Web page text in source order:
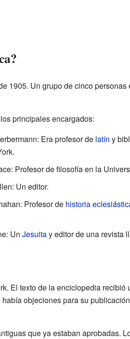
1905. Un grupo de cinco personas
principales encargados:
Era profesor de latín y
Profesor de filosofía en la
Un editor.
Profesor de historia
Un Jesuitay editor de una revista
El texto de la enciclopedia recibió
objeciones para su
que ya estaban aprobadas.